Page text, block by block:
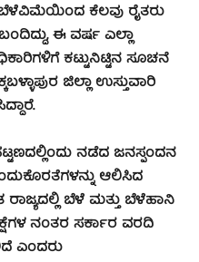
ಬೆಳೆವಿಮೆಯಿಂದ ಕೆಲವು ರೈತರು
ಈ ವರ್ಷ ಎಲ್ಲಾ
ಕಟ್ಟುನಿಟ್ಟಿನ ಸೂಚನೆ
ಜಿಲ್ಲಾ ಉಸ್ತುವಾರಿ
ನಡೆದ ಜನಸ್ಪಂದನ
ಆಲಿಸಿದ
ಬೆಳೆ ಮತ್ತು ಬೆಳೆಹಾನಿ
ನಂತರ ಸರ್ಕಾರ ವರದಿ
ಎಂದರು